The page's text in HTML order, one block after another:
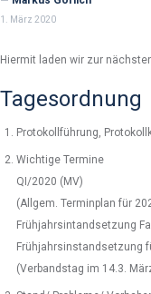
1. März 2020
Hiermit laden wir zur
Tagesordnung
Protokollführung,
Wichtige Termine
QI/2020 (MV)
(Allgem. Terminplan für
Frühjahrsintandsetzung
Frühjahrsinstandsetzung
(Verbandstag im 14.3.